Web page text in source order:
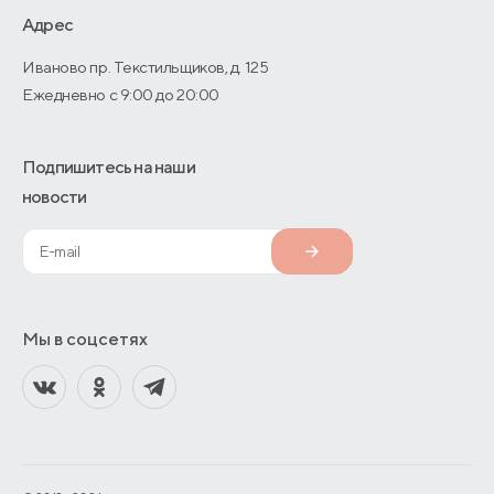
О производстве
Адрес
Иваново пр. Текстильщиков, д. 125
Ежедневно с 9:00 до 20:00
Подпишитесь на наши
новости
Мы в соцсетях